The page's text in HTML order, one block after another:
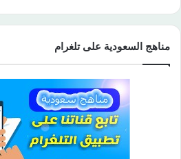
مناهج السعودية على تلغرام